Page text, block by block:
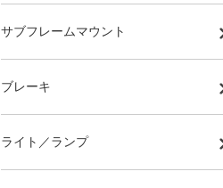
サブフレームマウント
ブレーキ
ライト／ランプ